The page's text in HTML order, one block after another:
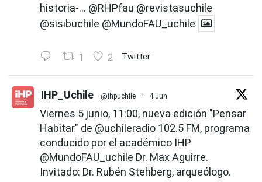
historia-... @RHPfau @revistasuchile
@sisibuchile @MundoFAU_uchile
1 2 Twitter
IHP_Uchile @ihpuchile · 4 Jun
Viernes 5 junio, 11:00, nueva edición "Pensar
Habitar" de @uchileradio 102.5 FM, programa
conducido por el académico IHP
@MundoFAU_uchile Dr. Max Aguirre.
Invitado: Dr. Rubén Stehberg, arqueólogo.